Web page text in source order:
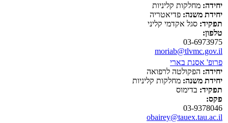
יחידה: מחלקות קליניות
יחידת משנה: פדיאטריה
תפקיד: סגל אקדמי קליני
טלפון:
03-6973975
moriab@tlvmc.gov.il
פרופ' אסנת בארי
יחידה: הפקולטה לרפואה
יחידת משנה: מחלקות קליניות
תפקיד: בדימוס
פקס:
03-9378046
obairey@tauex.tau.ac.il